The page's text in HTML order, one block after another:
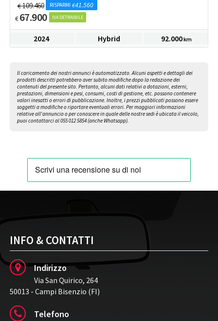
€109.460 RISPARMI €41.560
€67.900 IVA DETRAIBILE
2024 Hybrid 92.000km
Il caricamento dei nostri annunci è automatizzato. Alcuni aspetti e dettagli dei
prodotti descritti potrebbero aver subito modifiche dopo la redazione dei
contenuti del presente sito. Pertanto, alcuni dati relativi a dotazioni, esterni,
prestazioni, dimensioni e pesi, consumi, costi di gestione, etc. possono contenere
valori inesatti o errori di pubblicazione. Inoltre, i prezzi pubblicati possono essere
soggetti a modifiche o riportare eventuali errori. Per maggiori informazioni
relative all'annuncio o per conoscere in quale delle nostre sedi è ubicata il veicolo,
puoi contattarci al 055 012 5854 (anche Whatsapp).
INFO & CONTATTI
Indirizzo
Via San Quirico, 264
50013 - Campi Bisenzio (FI)
Telefono